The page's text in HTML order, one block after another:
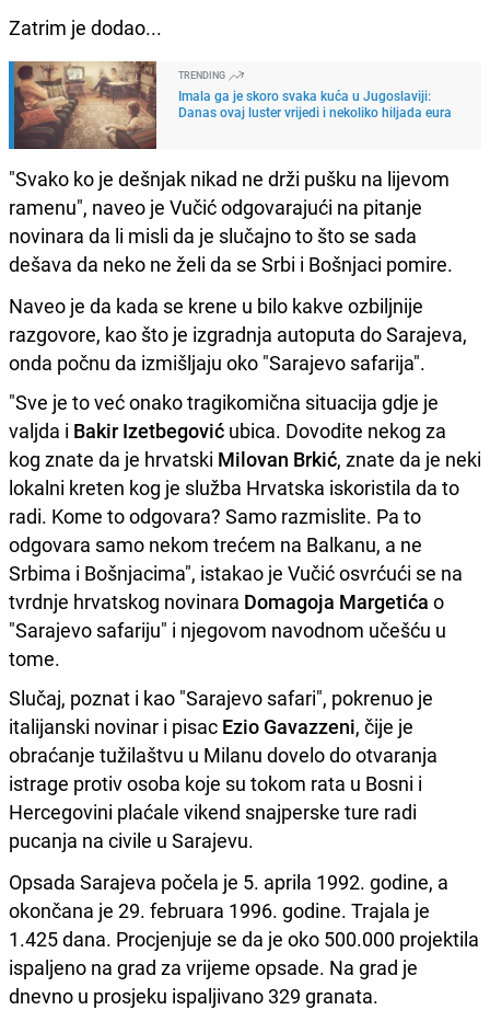
Zatrim je dodao...
TRENDING
Imala ga je skoro svaka kuća u Jugoslaviji:
Danas ovaj luster vrijedi i nekoliko hiljada eura
"Svako ko je dešnjak nikad ne drži pušku na lijevom
ramenu", naveo je Vučić odgovarajući na pitanje
novinara da li misli da je slučajno to što se sada
dešava da neko ne želi da se Srbi i Bošnjaci pomire.
Naveo je da kada se krene u bilo kakve ozbiljnije
razgovore, kao što je izgradnja autoputa do Sarajeva,
onda počnu da izmišljaju oko "Sarajevo safarija".
"Sve je to već onako tragikomična situacija gdje je
valjda i Bakir Izetbegović ubica. Dovodite nekog za
kog znate da je hrvatski Milovan Brkić, znate da je neki
lokalni kreten kog je služba Hrvatska iskoristila da to
radi. Kome to odgovara? Samo razmislite. Pa to
odgovara samo nekom trećem na Balkanu, a ne
Srbima i Bošnjacima", istakao je Vučić osvrćući se na
tvrdnje hrvatskog novinara Domagoja Margetića o
"Sarajevo safariju" i njegovom navodnom učešću u
tome.
Slučaj, poznat i kao "Sarajevo safari", pokrenuo je
italijanski novinar i pisac Ezio Gavazzeni, čije je
obraćanje tužilaštvu u Milanu dovelo do otvaranja
istrage protiv osoba koje su tokom rata u Bosni i
Hercegovini plaćale vikend snajperske ture radi
pucanja na civile u Sarajevu.
Opsada Sarajeva počela je 5. aprila 1992. godine, a
okončana je 29. februara 1996. godine. Trajala je
1.425 dana. Procjenjuje se da je oko 500.000 projektila
ispaljeno na grad za vrijeme opsade. Na grad je
dnevno u prosjeku ispaljivano 329 granata.